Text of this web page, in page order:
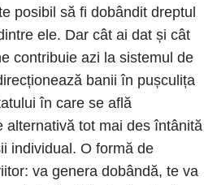
posibil să fi dobândit dreptul
ele. Dar cât ai dat și cât
contribuie azi la sistemul de
banii în pușculița
în care se află
alternativă tot mai des întânită
individual. O formă de
va genera dobândă, te va